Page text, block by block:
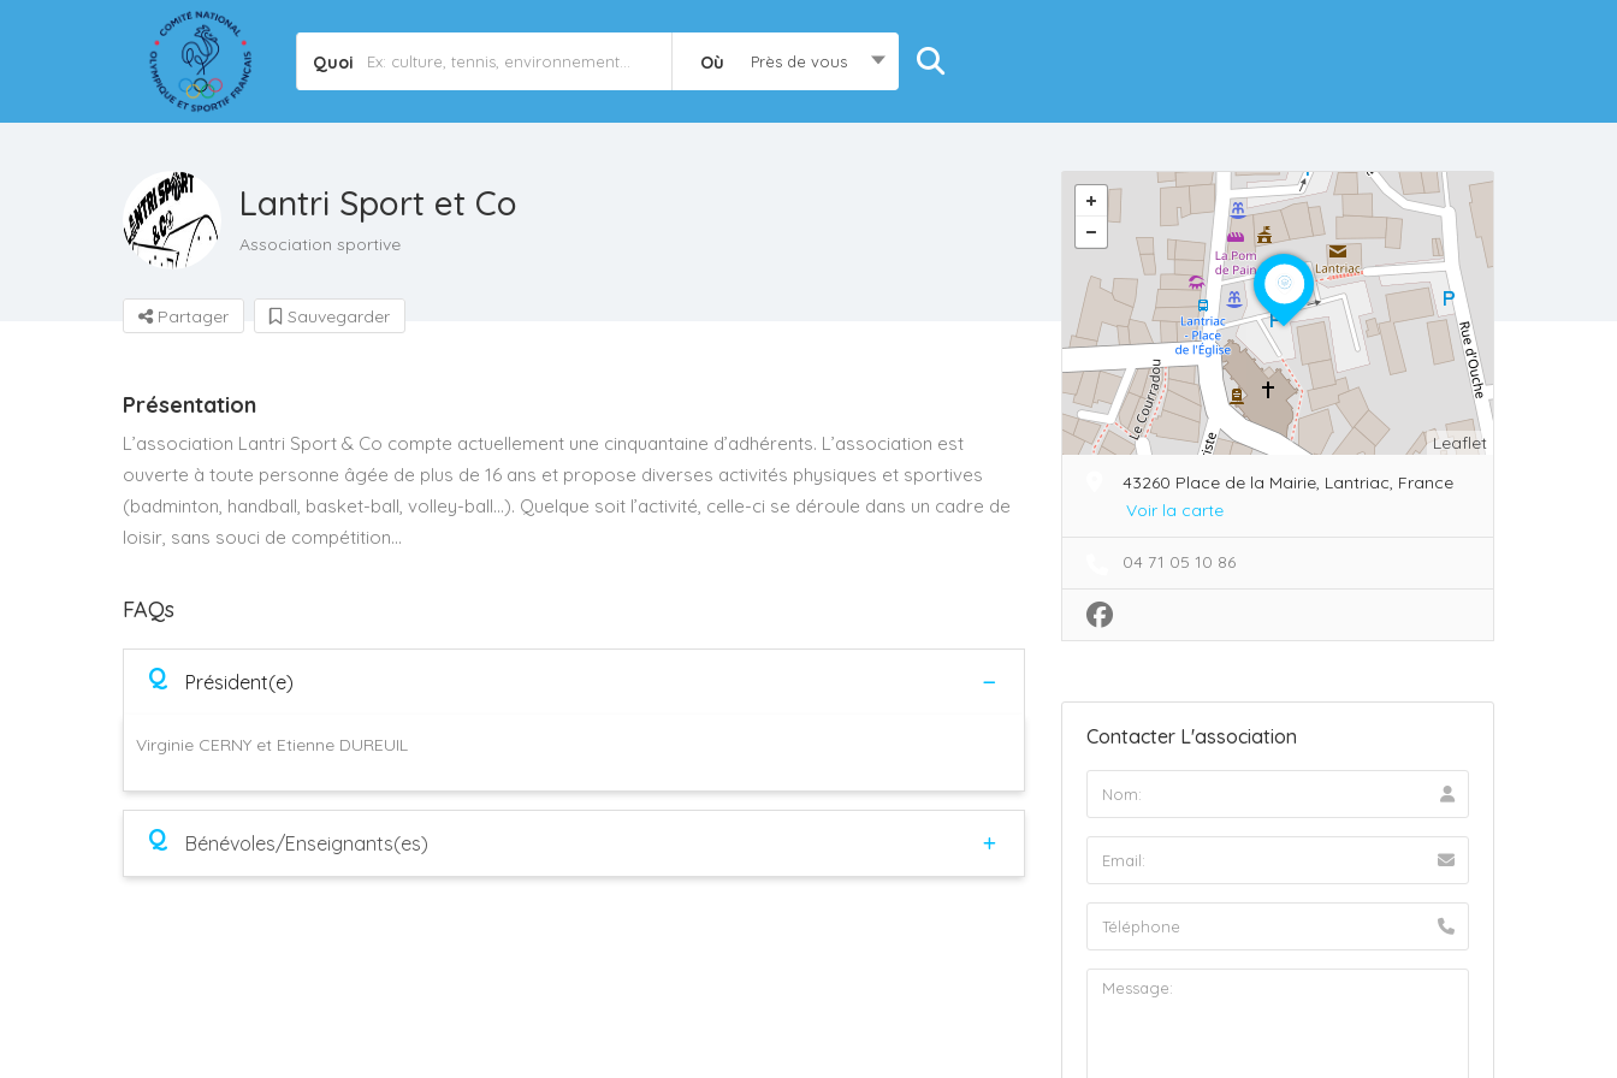
Quoi Où Près de vous
Lantri Sport et Co
Association sportive
Partager Sauvegarder
Présentation
L’association Lantri Sport & Co compte actuellement une cinquantaine d’adhérents. L’association est
ouverte à toute personne âgée de plus de 16 ans et propose diverses activités physiques et sportives
(badminton, handball, basket-ball, volley-ball…). Quelque soit l’activité, celle-ci se déroule dans un cadre de
loisir, sans souci de compétition…
FAQs
Q Président(e)
Virginie CERNY et Etienne DUREUIL
Q Bénévoles/Enseignants(es)
Leaflet
43260 Place de la Mairie, Lantriac, France
Voir la carte
04 71 05 10 86
Contacter L'association